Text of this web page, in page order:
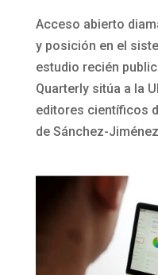
Acceso abierto
y posición en el
estudio recién
Quarterly sitúa a la
editores científicos
de Sánchez-